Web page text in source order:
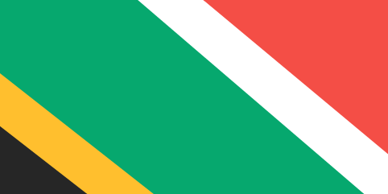
₵
1.00 ZAR=
Tasso mid-market alle 06:09 UTC